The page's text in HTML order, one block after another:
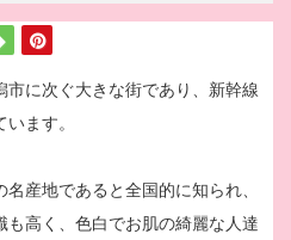
に次ぐ大きな街であり、新幹線
ます。
産地であると全国的に知られ、
も高く、色白でお肌の綺麗な人達